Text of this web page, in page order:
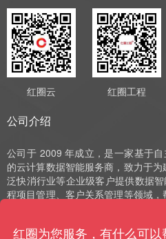
红圈云 红圈工程
公司介绍
公司于 2009 年成立，是一家基于
的云计算数据智能服务商，致力于
泛快消行业等企业级客户提供数据
程项目管理、客户关系管理等领域
实现数字化运营、管理和决策。公
自主研发作为发展的驱动力，并获
技术企业、北京市“专精特新”小巨人